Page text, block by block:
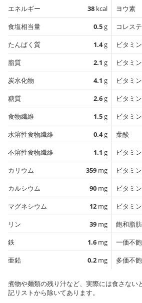
エネルギー 38 kcal
食塩相当量
0.5g
たんぱく質
1.4g
脂質
2.1 g
炭水化物
4.1 g
糖質
2.6g
食物繊維
1.5g
水溶性食物繊維
0.4g
不溶性食物繊維
1.1 g
カリウム
359 mg
カルシウム
90 mg
マグネシウム
12 mg
リン
39 mg
鉄
1.6 mg
亜鉛
0.2 mg
ヨウ素
コレス
ビタミ
ビタミ
ビタミ
ビタミ
ビタミ
葉酸
ビタミ
ビタミ
ビタミ
ビタミ
飽和脂
一価不
多価不
煮物や麺類の残り汁など、実際には食さない
記リストから除いてあります。